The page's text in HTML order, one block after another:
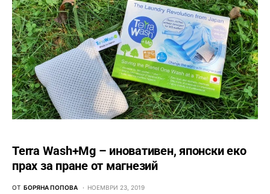
Terra Wash+Mg – иновативен, японски еко
прах за пране от магнезий
ОТ БОРЯНА ПОПОВА НОЕМВРИ 23, 2019